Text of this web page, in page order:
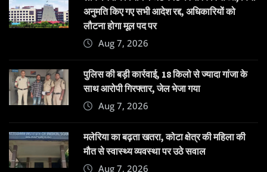
अनुमति किए गए सभी आदेश रद्द, अधिकारियों को
लौटना होगा मूल पद पर
Aug 7, 2026
पुलिस की बड़ी कार्रवाई, 18 किलो से ज्यादा गांजा के
साथ आरोपी गिरफ्तार, जेल भेजा गया
Aug 7, 2026
मलेरिया का बढ़ता खतरा, कोटा क्षेत्र की महिला की
मौत से स्वास्थ्य व्यवस्था पर उठे सवाल
Aug 7, 2026